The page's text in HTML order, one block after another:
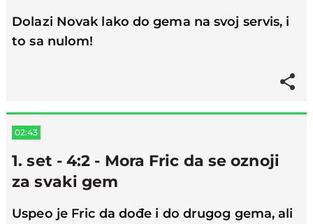
Dolazi Novak lako do gema na svoj servis, i
to sa nulom!
02:43
1. set - 4:2 - Mora Fric da se oznoji
za svaki gem
Uspeo je Fric da dođe i do drugog gema, ali